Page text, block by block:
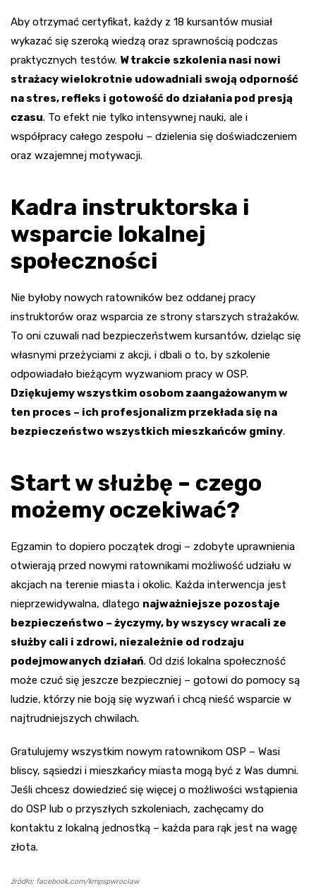
Aby otrzymać certyfikat, każdy z 18 kursantów musiał
wykazać się szeroką wiedzą oraz sprawnością podczas
praktycznych testów. W trakcie szkolenia nasi nowi
strażacy wielokrotnie udowadniali swoją odporność
na stres, refleks i gotowość do działania pod presją
czasu. To efekt nie tylko intensywnej nauki, ale i
współpracy całego zespołu – dzielenia się doświadczeniem
oraz wzajemnej motywacji.
Kadra instruktorska i
wsparcie lokalnej
społeczności
Nie byłoby nowych ratowników bez oddanej pracy
instruktorów oraz wsparcia ze strony starszych strażaków.
To oni czuwali nad bezpieczeństwem kursantów, dzieląc się
własnymi przeżyciami z akcji, i dbali o to, by szkolenie
odpowiadało bieżącym wyzwaniom pracy w OSP.
Dziękujemy wszystkim osobom zaangażowanym w
ten proces – ich profesjonalizm przekłada się na
bezpieczeństwo wszystkich mieszkańców gminy.
Start w służbę – czego
możemy oczekiwać?
Egzamin to dopiero początek drogi – zdobyte uprawnienia
otwierają przed nowymi ratownikami możliwość udziału w
akcjach na terenie miasta i okolic. Każda interwencja jest
nieprzewidywalna, dlatego najważniejsze pozostaje
bezpieczeństwo – życzymy, by wszyscy wracali ze
służby cali i zdrowi, niezależnie od rodzaju
podejmowanych działań. Od dziś lokalna społeczność
może czuć się jeszcze bezpieczniej – gotowi do pomocy są
ludzie, którzy nie boją się wyzwań i chcą nieść wsparcie w
najtrudniejszych chwilach.
Gratulujemy wszystkim nowym ratownikom OSP – Wasi
bliscy, sąsiedzi i mieszkańcy miasta mogą być z Was dumni.
Jeśli chcesz dowiedzieć się więcej o możliwości wstąpienia
do OSP lub o przyszłych szkoleniach, zachęcamy do
kontaktu z lokalną jednostką – każda para rąk jest na wagę
złota.
źródło: facebook.com/kmpspwroclaw